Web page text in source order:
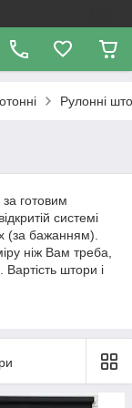
Рулоннi
за готовим
системі
(за бажанням).
ніж Вам треба,
штори і
відбувається в
від 3
в
кур'єрською